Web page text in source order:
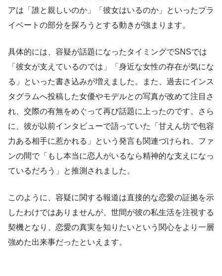
アは「誰と親しいのか」「彼女はいるのか」といったプラ
イベートの部分を探ろうとする動きが強まります。
具体的には、容疑が話題になったタイミングでSNSでは
「彼女が支えているのでは」「身近な女性の存在が気にな
る」といった書き込みが増えました。また、過去にインス
タグラムへ投稿した女優やモデルとの写真が改めて注目さ
れ、交際の有無をめぐって再び話題に上ったのです。さら
に、彼が以前インタビューで語っていた「甘えん坊で包容
力ある相手に惹かれる」という発言も関連づけられ、ファ
ンの間で「もし本当に恋人がいるなら精神的な支えになっ
ているだろう」と推測されました。
このように、容疑に関する報道は直接的な恋愛の証拠を示
したわけではありませんが、世間が彼の私生活を注視する
契機となり、恋愛の真実を知りたいという関心をより一層
強めた出来事だったといえます。